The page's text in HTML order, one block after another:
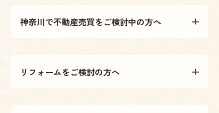
施工事例
神奈川で不動産売買をご検討中の方へ
不動産情報
リフォームをご検討の方へ